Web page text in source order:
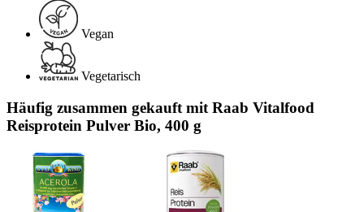
Vegan
Vegetarisch
Häufig zusammen gekauft mit Raab Vitalfood
Reisprotein Pulver Bio, 400 g